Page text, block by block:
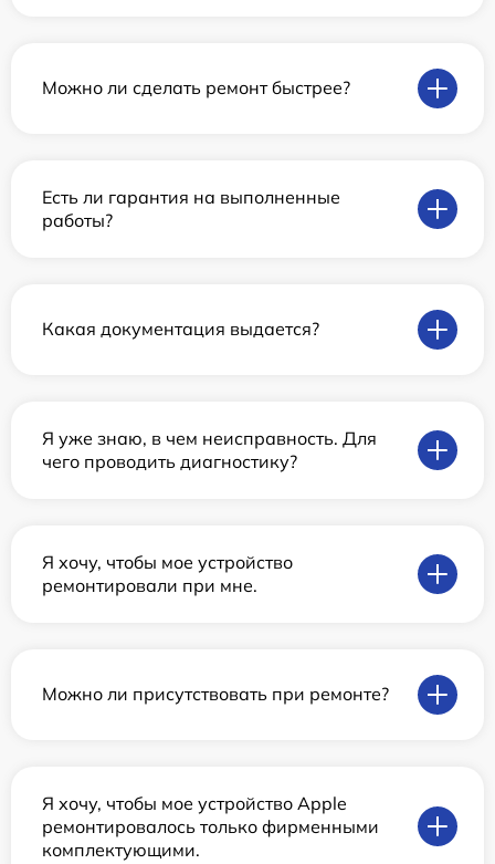
Можно ли сделать ремонт быстрее?
Есть ли гарантия на выполненные
работы?
Какая документация выдается?
Я уже знаю, в чем неисправность. Для
чего проводить диагностику?
Я хочу, чтобы мое устройство
ремонтировали при мне.
Можно ли присутствовать при ремонте?
Я хочу, чтобы мое устройство Apple
ремонтировалось только фирменными
комплектующими.